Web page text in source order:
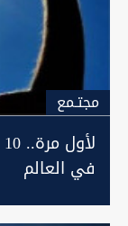
مجتـمع
في العالم